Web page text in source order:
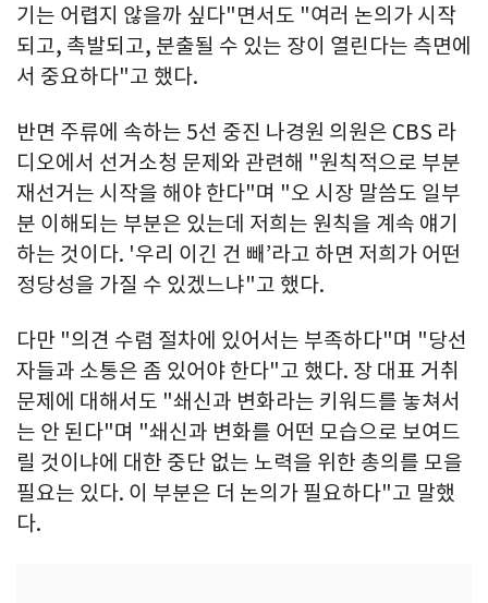
기는 어렵지 않을까 싶다"면서도 "여러 논의가 시작
되고, 촉발되고, 분출될 수 있는 장이 열린다는 측면에
서 중요하다"고 했다.
반면 주류에 속하는 5선 중진 나경원 의원은 CBS 라
디오에서 선거소청 문제와 관련해 "원칙적으로 부분
재선거는 시작을 해야 한다"며 "오 시장 말씀도 일부
분 이해되는 부분은 있는데 저희는 원칙을 계속 얘기
하는 것이다. '우리 이긴 건 빼’라고 하면 저희가 어떤
정당성을 가질 수 있겠느냐"고 했다.
다만 "의견 수렴 절차에 있어서는 부족하다"며 "당선
자들과 소통은 좀 있어야 한다"고 했다. 장 대표 거취
문제에 대해서도 "쇄신과 변화라는 키워드를 놓쳐서
는 안 된다"며 "쇄신과 변화를 어떤 모습으로 보여드
릴 것이냐에 대한 중단 없는 노력을 위한 총의를 모을
필요는 있다. 이 부분은 더 논의가 필요하다"고 말했
다.